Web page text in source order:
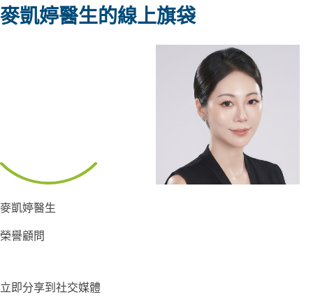
麥凱婷醫生的線上旗袋
麥凱婷醫生
榮譽顧問
立即分享到社交媒體